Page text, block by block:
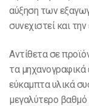
αύξηση των
συνεχιστεί και την
Αντίθετα σε
τα μηχανογραφικά
εύκαμπτα υλικά
μεγαλύτερο